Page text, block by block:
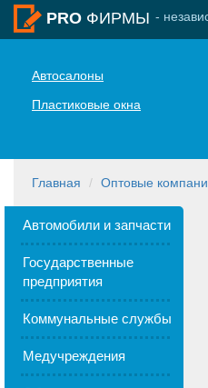
PRO ФИРМЫ -
Автосалоны
Пластиковые окна
Главная Оптовые
Автомобили и запчасти
Государственные
предприятия
Коммунальные службы
Медучреждения